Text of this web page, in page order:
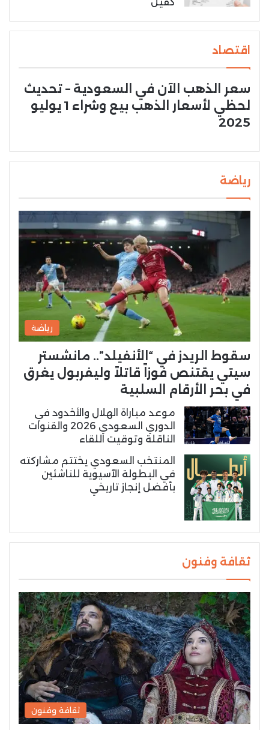
اقتصاد
سعر الذهب الآن في السعودية – تحديث
لحظي لأسعار الذهب بيع وشراء 1 يوليو
2025
رياضة
رياضة
سقوط الريدز في “الأنفيلد”.. مانشستر
سيتي يقتنص فوزاً قاتلاً وليفربول يغرق
في بحر الأرقام السلبية
موعد مباراة الهلال والأخدود في
الدوري السعودي 2026 والقنوات
الناقلة وتوقيت اللقاء
المنتخب السعودي يختتم مشاركته
في البطولة الآسيوية للناشئين
بأفضل إنجاز تاريخي
ثقافة وفنون
ثقافة وفنون